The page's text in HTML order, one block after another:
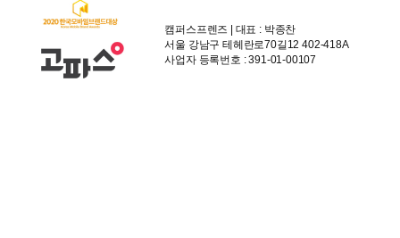
캠퍼스프렌즈 | 대표 : 박종찬
서울 강남구 테헤란로70길12 402-418A
사업자 등록번호 : 391-01-00107